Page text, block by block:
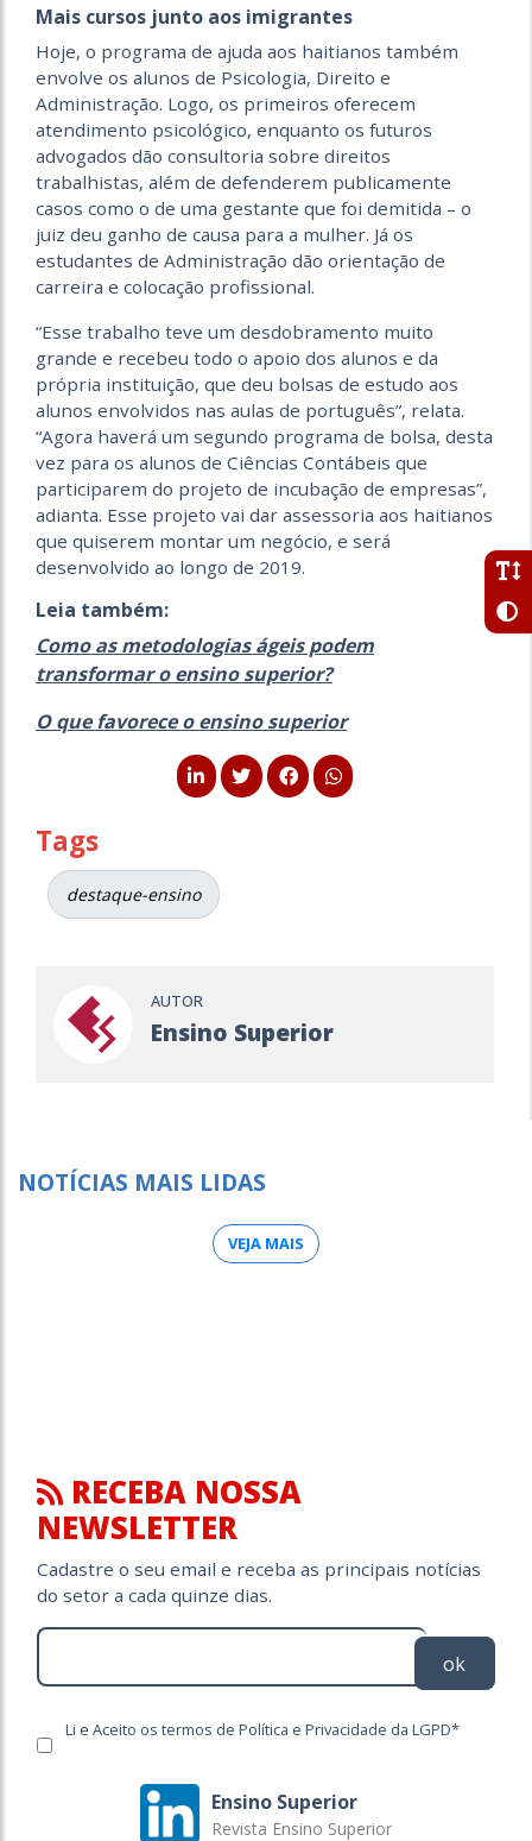
Mais cursos junto aos imigrantes
Hoje, o programa de ajuda aos haitianos também
envolve os alunos de Psicologia, Direito e
Administração. Logo, os primeiros oferecem
atendimento psicológico, enquanto os futuros
advogados dão consultoria sobre direitos
trabalhistas, além de defenderem publicamente
casos como o de uma gestante que foi demitida – o
juiz deu ganho de causa para a mulher. Já os
estudantes de Administração dão orientação de
carreira e colocação profissional.
“Esse trabalho teve um desdobramento muito
grande e recebeu todo o apoio dos alunos e da
própria instituição, que deu bolsas de estudo aos
alunos envolvidos nas aulas de português”, relata.
“Agora haverá um segundo programa de bolsa, desta
vez para os alunos de Ciências Contábeis que
participarem do projeto de incubação de empresas”,
adianta. Esse projeto vai dar assessoria aos haitianos
que quiserem montar um negócio, e será
desenvolvido ao longo de 2019.
Leia também:
Como as metodologias ágeis podem
transformar o ensino superior?
O que favorece o ensino superior
Tags
destaque-ensino
AUTOR
Ensino Superior
NOTÍCIAS MAIS LIDAS
VEJA MAIS
RECEBA NOSSA
NEWSLETTER
Cadastre o seu email e receba as principais notícias
do setor a cada quinze dias.
ok
Li e Aceito os termos de Política e Privacidade da LGPD*
Ensino Superior
Revista Ensino Superior